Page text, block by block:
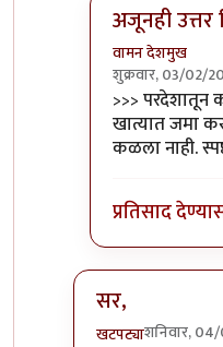
अजूनही उत्तर
वामन देशमुख
शुक्रवार, 03/02/
In reply to
>>> परदेशातून
खात्यात जमा
कळला नाही.
प्रतिसाद
सर,
खटपट्याशनिवार,